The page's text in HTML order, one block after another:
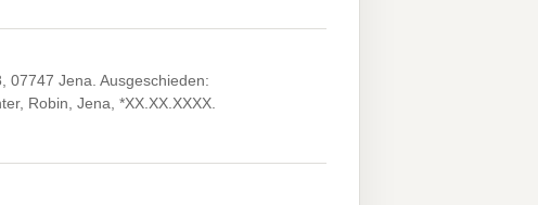
07747 Jena. Ausgeschieden:
Robin, Jena, *XX.XX.XXXX.